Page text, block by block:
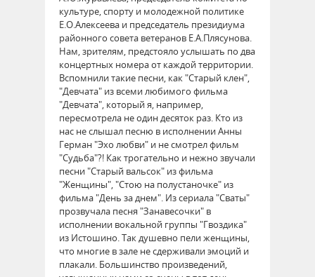
культуре, спорту и молодежной политике
Е.О.Алексеева и председатель президиума
районного совета ветеранов Е.А.Плясунова.
Нам, зрителям, предстояло услышать по два
концертных номера от каждой территории.
Вспомнили такие песни, как "Старый клен",
"Девчата" из всеми любимого фильма
"Девчата", который я, например,
пересмотрела не один десяток раз. Кто из
нас не слышал песню в исполнении Анны
Герман "Эхо любви" и не смотрел фильм
"Судьба"?! Как трогательно и нежно звучали
песни "Старый вальсок" из фильма
"Женщины", "Стою на полустаночке" из
фильма "День за днем". Из сериала "Сваты"
прозвучала песня "Занавесочки" в
исполнении вокальной группы "Гвоздика"
из Истошино. Так душевно пели женщины,
что многие в зале не сдерживали эмоций и
плакали. Большинство произведений,